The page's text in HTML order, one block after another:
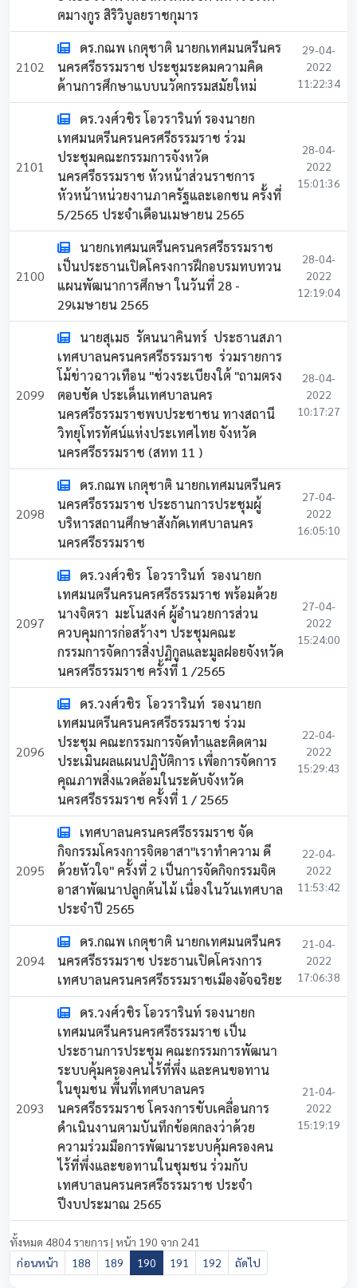
ตมางกูร สิริวิบูลยราชกุมาร
2102
ดร.กณพ เกตุชาติ นายกเทศมนตรีนคร
นครศรีธรรมราช ประชุมระดมความคิด
ด้านการศึกษาแบบนวัตกรรมสมัยใหม่
29-04-
2022
11:22:34
2101
ดร.วงศ์วชิร โอวรารินท์ รองนายก
เทศมนตรีนครนครศรีธรรมราช ร่วม
ประชุมคณะกรรมการจังหวัด
นครศรีธรรมราช หัวหน้าส่วนราชการ
หัวหน้าหน่วยงานภาครัฐและเอกชน ครั้งที่
5/2565 ประจำเดือนเมษายน 2565
28-04-
2022
15:01:36
2100
นายกเทศมนตรีนครนครศรีธรรมราช
เป็นประธานเปิดโครงการฝึกอบรมทบทวน
แผนพัฒนาการศึกษา ในวันที่ 28 -
29เมษายน 2565
28-04-
2022
12:19:04
2099
นายสุเมธ รัตนนาคินทร์ ประธานสภา
เทศบาลนครนครศรีธรรมราช ร่วมรายการ
โม้ข่าวฉาวเทือน "ช่วงระเบียงใต้ "ถามตรง
ตอบชัด ประเด็นเทศบาลนคร
นครศรีธรรมราชพบประชาชน ทางสถานี
วิทยุโทรทัศน์แห่งประเทศไทย จังหวัด
นครศรีธรรมราช (สทท 11 )
28-04-
2022
10:17:27
2098
ดร.กณพ เกตุชาติ นายกเทศมนตรีนคร
นครศรีธรรมราช ประธานการประชุมผู้
บริหารสถานศึกษาสังกัดเทศบาลนคร
นครศรีธรรมราช
27-04-
2022
16:05:10
2097
ดร.วงศ์วชิร โอวรารินท์ รองนายก
เทศมนตรีนครนครศรีธรรมราช พร้อมด้วย
นางจิตรา มะโนสงค์ ผู้อำนวยการส่วน
ควบคุมการก่อสร้างฯ ประชุมคณะ
กรรมการจัดการสิ่งปฏิกูลและมูลฝอยจังหวัด
นครศรีธรรมราช ครั้งที่ 1 /2565
27-04-
2022
15:24:00
2096
ดร.วงศ์วชิร โอวรารินท์ รองนายก
เทศมนตรีนครนครศรีธรรมราช ร่วม
ประชุม คณะกรรมการจัดทำและติดตาม
ประเมินผลแผนปฏิบัติการ เพื่อการจัดการ
คุณภาพสิ่งแวดล้อมในระดับจังหวัด
นครศรีธรรมราช ครั้งที่ 1 / 2565
22-04-
2022
15:29:43
2095
เทศบาลนครนครศรีธรรมราช จัด
กิจกรรมโครงการจิตอาสา"เราทำความ ดี
ด้วยหัวใจ" ครั้งที่ 2 เป็นการจัดกิจกรรมจิต
อาสาพัฒนาปลูกต้นไม้ เนื่องในวันเทศบาล
ประจำปี 2565
22-04-
2022
11:53:42
2094
ดร.กณพ เกตุชาติ นายกเทศมนตรีนคร
นครศรีธรรมราช ประธานเปิดโครงการ
เทศบาลนครนครศรีธรรมราชเมืองอัจฉริยะ
21-04-
2022
17:06:38
2093
ดร.วงศ์วชิร โอวรารินท์ รองนายก
เทศมนตรีนครนครศรีธรรมราช เป็น
ประธานการประชุม คณะกรรมการพัฒนา
ระบบคุ้มครองคนไร้ที่พึ่ง และคนขอทาน
ในขุมชน พื้นที่เทศบาลนคร
นครศรีธรรมราช โครงการขับเคลื่อนการ
ดำเนินงานตามบันทึกข้อตกลงว่าด้วย
ความร่วมมือการพัฒนาระบบคุ้มครองคน
ไร้ที่พึ่งและขอทานในชุมชน ร่วมกับ
เทศบาลนครนครศรีธรรมราช ประจำ
ปีงบประมาณ 2565
21-04-
2022
15:19:19
ทั้งหมด 4804 รายการ | หน้า 190 จาก 241
ก่อนหน้า
188 189 190 191 192 ถัดไป